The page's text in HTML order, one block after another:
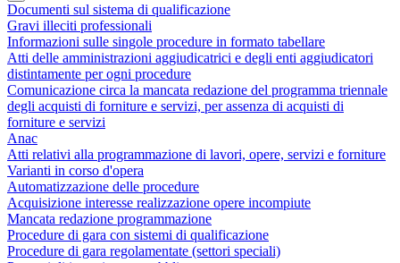
Documenti sul sistema di qualificazione
Gravi illeciti professionali
Informazioni sulle singole procedure in formato tabellare
Atti delle amministrazioni aggiudicatrici e degli enti aggiudicatori
distintamente per ogni procedure
Comunicazione circa la mancata redazione del programma triennale
degli acquisti di forniture e servizi, per assenza di acquisti di
forniture e servizi
Anac
Atti relativi alla programmazione di lavori, opere, servizi e forniture
Varianti in corso d'opera
Automatizzazione delle procedure
Acquisizione interesse realizzazione opere incompiute
Mancata redazione programmazione
Procedure di gara con sistemi di qualificazione
Procedure di gara regolamentate (settori speciali)